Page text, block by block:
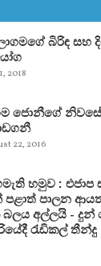
බිරිඳ සහ
2018
ජොනීගේ
22, 2016
හමුව : එජාප
පාලන
බලය අල්ලයි -
රැඩිකල් තීන්දු